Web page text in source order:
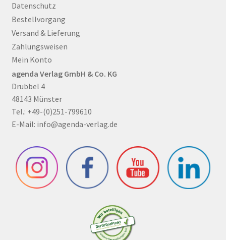
Datenschutz
Bestellvorgang
Versand & Lieferung
Zahlungsweisen
Mein Konto
agenda Verlag GmbH & Co. KG
Drubbel 4
48143 Münster
Tel.: +49-(0)251-799610
E-Mail: info@agenda-verlag.de